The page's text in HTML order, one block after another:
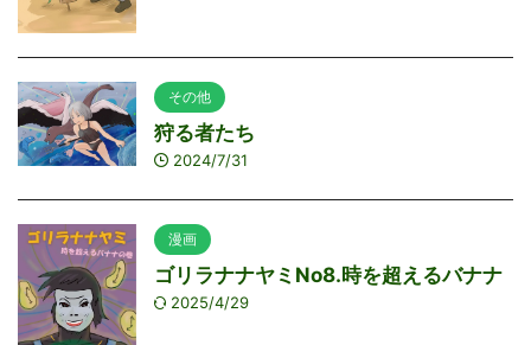
その他
狩る者たち
2024/7/31
漫画
ゴリラナナヤミNo8.時を超えるバナナ
2025/4/29